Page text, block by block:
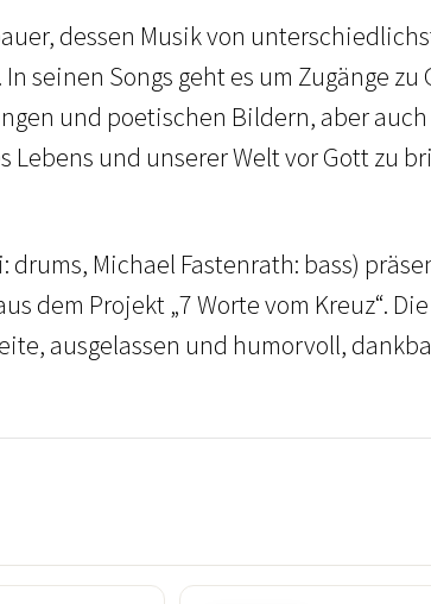
dessen Musik von
seinen Songs geht es um Zugänge
und poetischen Bildern, aber
Lebens und unserer Welt vor Gott zu
drums, Michael Fastenrath: bass)
dem Projekt „7 Worte vom Kreuz“.
ausgelassen und humorvoll,